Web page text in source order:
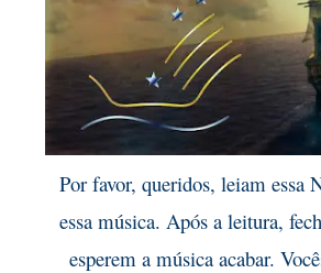
Por favor, queridos, leiam essa
essa música. Após a leitura,
esperem a música acabar.